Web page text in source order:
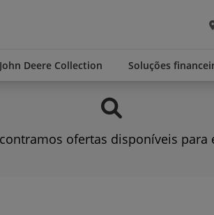
John Deere Collection Soluções
ofertas disponíveis para